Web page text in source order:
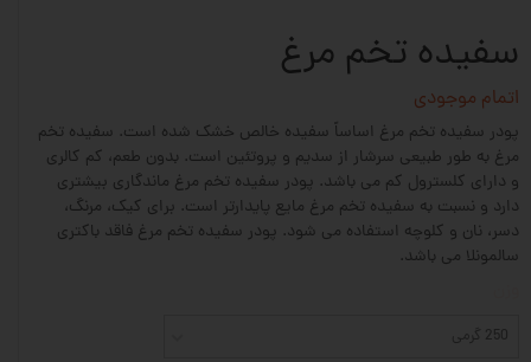
سفیده تخم مرغ
اتمام موجودی
پودر سفیده تخم مرغ اساساً سفیده خالص خشک شده است. سفیده تخم
مرغ به طور طبیعی سرشار از سدیم و پروتئین است. بدون طعم، کم کالری
و دارای کلسترول کم می باشد. پودر سفیده تخم مرغ ماندگاری بیشتری
دارد و نسبت به سفیده تخم مرغ مایع پایدارتر است. برای کیک، مرنگ،
دسر، نان و کلوچه استفاده می شود. پودر سفیده تخم مرغ فاقد باکتری
سالمونلا می باشد.
250 گرمی